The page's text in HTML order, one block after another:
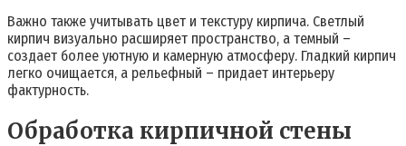
Важно также учитывать цвет и текстуру кирпича. Светлый
кирпич визуально расширяет пространство, а темный –
создает более уютную и камерную атмосферу. Гладкий кирпич
легко очищается, а рельефный – придает интерьеру
фактурность.
Обработка кирпичной стены